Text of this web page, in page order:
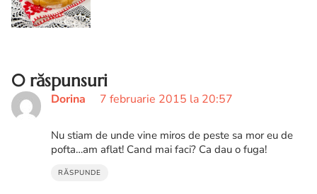
0 răspunsuri
Dorina 7 februarie 2015 la 20:57
Nu stiam de unde vine miros de peste sa mor eu de
pofta…am aflat! Cand mai faci? Ca dau o fuga!
RĂSPUNDE